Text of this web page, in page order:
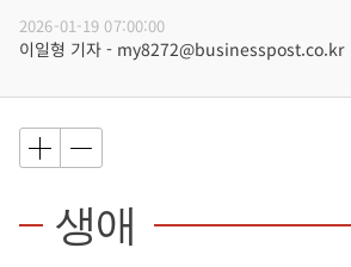
2026-01-19 07:00:00
이일형 기자 - my8272@businesspost.co.kr
생애